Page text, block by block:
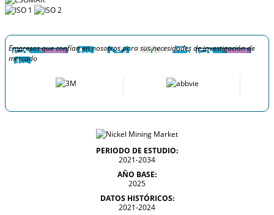
Empresas que confían en nosotros para sus necesidades de investigación de
mercado
PERIODO DE ESTUDIO:
2021-2034
AÑO BASE:
2025
DATOS HISTÓRICOS:
2021-2024